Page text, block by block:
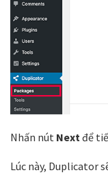
Nhấn nút Next để
Lúc này, Duplicator